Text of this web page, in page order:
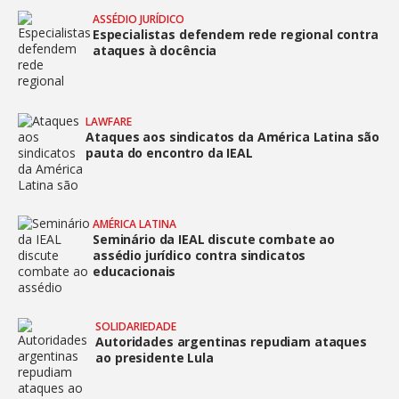
ASSÉDIO JURÍDICO
Especialistas defendem rede regional contra
ataques à docência
LAWFARE
Ataques aos sindicatos da América Latina são
pauta do encontro da IEAL
AMÉRICA LATINA
Seminário da IEAL discute combate ao
assédio jurídico contra sindicatos
educacionais
SOLIDARIEDADE
Autoridades argentinas repudiam ataques
ao presidente Lula